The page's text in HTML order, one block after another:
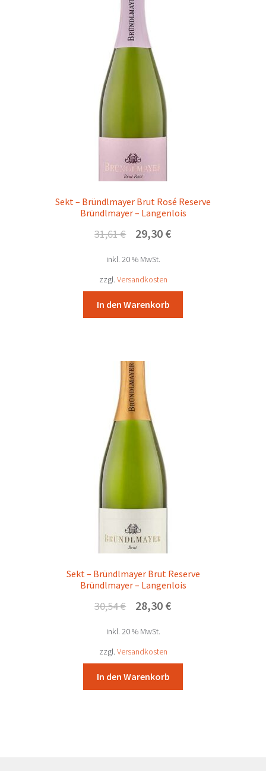
Sekt – Bründlmayer Brut Rosé Reserve
Bründlmayer – Langenlois
31,61€
Ursprünglicher
war:
31,61 €
29,30 €Aktueller
inkl. 20 % MwSt.
zzgl. Versandkosten
In den Warenkorb
Sekt – Bründlmayer Brut Reserve
Bründlmayer – Langenlois
30,54€
Ursprünglicher
war:
30,54 €
28,30 €Aktueller
inkl. 20 % MwSt.
zzgl. Versandkosten
In den Warenkorb